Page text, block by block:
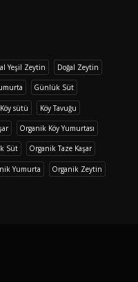
Yeşil Zeytin Doğal Zeytin
Günlük Süt
Köy sütü Köy Tavuğu
Organik Köy Yumurtası
Süt Organik Taze Kaşar
Yumurta Organik Zeytin